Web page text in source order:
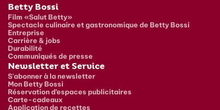
Pied de page
Betty Bossi
Film «Salut Betty»
Spectacle culinaire et gastronomique de Betty Bossi
Entreprise
Carrière & jobs
Durabilité
Communiqués de presse
Newsletter et Service
S'abonner à la newsletter
Mon Betty Bossi
Réservation d’espaces publicitaires
Carte-cadeaux
Application de recettes